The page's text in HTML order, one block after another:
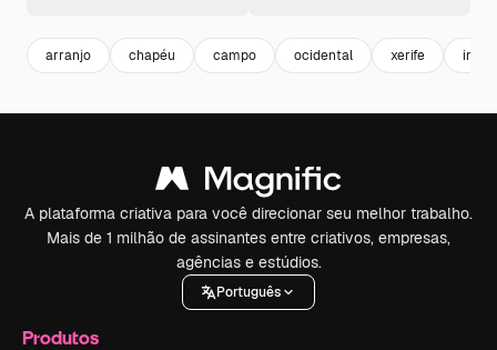
arranjo chapéu campo ocidental xerife
A plataforma criativa para você direcionar seu melhor trabalho.
Mais de 1 milhão de assinantes entre criativos, empresas,
agências e estúdios.
Português
Produtos